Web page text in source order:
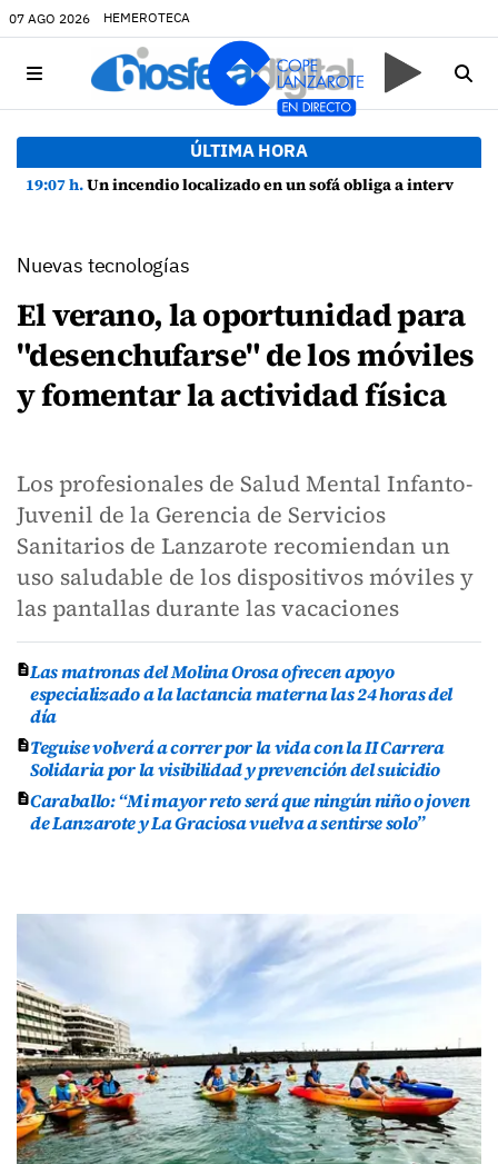
07 AGO 2026 HEMEROTECA
ÚLTIMA HORA
19:07 h.Un incendio localizado en un sofá obliga a intervenir en una vivienda de Playa Honda
Nuevas tecnologías
El verano, la oportunidad para
"desenchufarse" de los móviles
y fomentar la actividad física
Los profesionales de Salud Mental Infanto-
Juvenil de la Gerencia de Servicios
Sanitarios de Lanzarote recomiendan un
uso saludable de los dispositivos móviles y
las pantallas durante las vacaciones
Las matronas del Molina Orosa ofrecen apoyo
especializado a la lactancia materna las 24 horas del
día
Teguise volverá a correr por la vida con la II Carrera
Solidaria por la visibilidad y prevención del suicidio
Caraballo: “Mi mayor reto será que ningún niño o joven
de Lanzarote y La Graciosa vuelva a sentirse solo”